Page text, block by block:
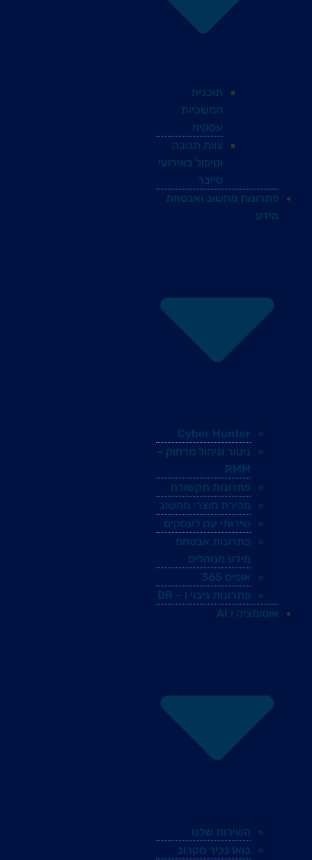
תוכנית
המשכיות
עסקית
צוות תגובה
וטיפול באירועי
סייבר
פתרונות מחשוב ואבטחת
מידע
Cyber Hunter
ניטור וניהול מרחוק –
RMM
פתרונות תקשורת
מכירת מוצרי מחשוב
שירותי ענן לעסקים
פתרונות אבטחת
מידע מנוהלים
אופיס 365
פתרונות גיבוי ו – DR
אוטומציה ו AI
השירות שלנו
בואו נכיר מקרוב